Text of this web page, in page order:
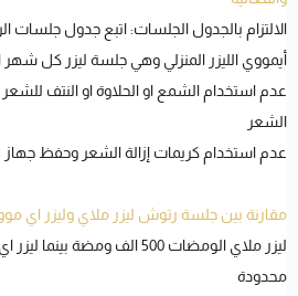
الالتزام بالجدول الجلسات: اتبع جدول جلسات
أيمووي الليزر المنزلي وهي جلسة ليزر كل شهر
عدم استخدام الشمع او الحلاوة او النتف
الشعر
عدم استخدام كريمات إزالة الشعر وحفظ
مقارنة بين جلسة رتوش ليزر ملاي وليزر اي
ليزر ملاي الومضات 500 الف
محدودة